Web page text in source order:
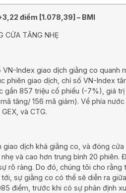
điểm [1.078,39] – BMI
CỬA TĂNG NHẸ
Index giao dịch giằng co quanh
phiên giao dịch, chỉ số VN-Index
gần 857 triệu cổ phiếu (-7%), giá
tăng/ 156 mã giảm). Về phía
và CTG.
dịch khá giằng co, và đóng
và cao hơn trung bình 20 phiên.
rõ ràng. Do đó, chúng tôi cho
sự giằng co có thể sẽ diễn ra
điểm, trước khi có sự phân định